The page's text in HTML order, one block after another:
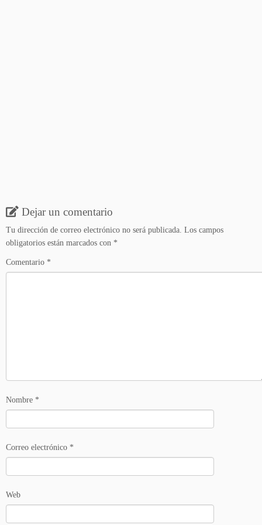
Dejar un comentario
Tu dirección de correo electrónico no será publicada. Los campos
obligatorios están marcados con *
Comentario *
Nombre *
Correo electrónico *
Web